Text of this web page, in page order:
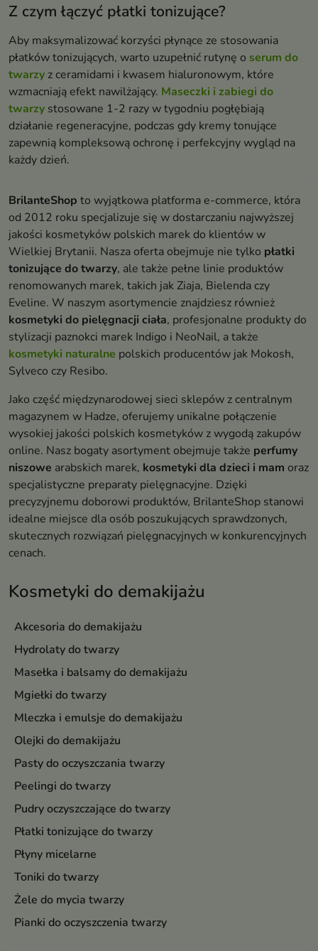
Kosmetyki do demakijażu
Akcesoria do demakijażu
Hydrolaty do twarzy
Masełka i balsamy do demakijażu
Mgiełki do twarzy
Mleczka i emulsje do demakijażu
Olejki do demakijażu
Pasty do oczyszczania twarzy
Peelingi do twarzy
Pudry oczyszczające do twarzy
Płatki tonizujące do twarzy
Płyny micelarne
Toniki do twarzy
Żele do mycia twarzy
Pianki do oczyszczenia twarzy
Z czym łączyć płatki tonizujące?
Aby maksymalizować korzyści płynące ze stosowania
płatków tonizujących, warto uzupełnić rutynę o serum do
twarzy z ceramidami i kwasem hialuronowym, które
wzmacniają efekt nawilżający. Maseczki i zabiegi do
twarzy stosowane 1-2 razy w tygodniu pogłębiają
działanie regeneracyjne, podczas gdy kremy tonujące
zapewnią kompleksową ochronę i perfekcyjny wygląd na
każdy dzień.
BrilanteShop to wyjątkowa platforma e-commerce, która
od 2012 roku specjalizuje się w dostarczaniu najwyższej
jakości kosmetyków polskich marek do klientów w
Wielkiej Brytanii. Nasza oferta obejmuje nie tylko płatki
tonizujące do twarzy, ale także pełne linie produktów
renomowanych marek, takich jak Ziaja, Bielenda czy
Eveline. W naszym asortymencie znajdziesz również
kosmetyki do pielęgnacji ciała, profesjonalne produkty do
stylizacji paznokci marek Indigo i NeoNail, a także
kosmetyki naturalne polskich producentów jak Mokosh,
Sylveco czy Resibo.
Jako część międzynarodowej sieci sklepów z centralnym
magazynem w Hadze, oferujemy unikalne połączenie
wysokiej jakości polskich kosmetyków z wygodą zakupów
online. Nasz bogaty asortyment obejmuje także perfumy
niszowe arabskich marek, kosmetyki dla dzieci i mam oraz
specjalistyczne preparaty pielęgnacyjne. Dzięki
precyzyjnemu doborowi produktów, BrilanteShop stanowi
idealne miejsce dla osób poszukujących sprawdzonych,
skutecznych rozwiązań pielęgnacyjnych w konkurencyjnych
cenach.